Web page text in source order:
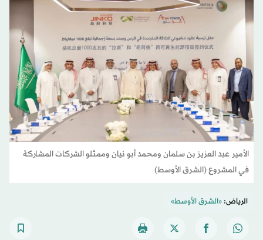
الأمير عبد العزيز بن سلمان ومحمد أبو نيان وممثلو الشركات المشاركة
في المشروع (الشرق الأوسط)
الرياض:«الشرق الأوسط»